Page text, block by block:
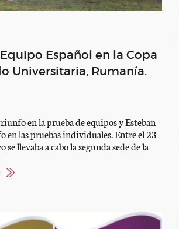
Español en la Copa
Universitaria, Rumanía.
en la prueba de equipos y Esteban
en las pruebas individuales. Entre el 23
se llevaba a cabo la segunda sede de la
Un total de 45 participantes